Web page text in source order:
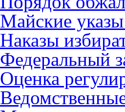
Майские
Наказы
Федеральный
Оценка